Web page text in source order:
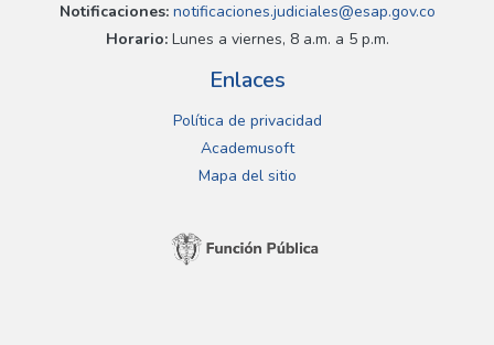
Notificaciones:notificaciones.judiciales@esap.gov.co
Horario:Lunes a viernes, 8 a.m. a 5 p.m.
Enlaces
Política de privacidad
Academusoft
Mapa del sitio